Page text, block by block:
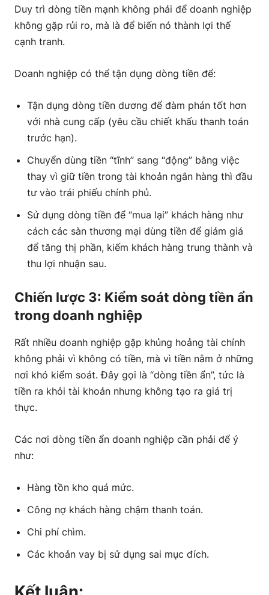
Duy trì dòng tiền mạnh không phải để doanh nghiệp
không gặp rủi ro, mà là để biến nó thành lợi thế
cạnh tranh.
Doanh nghiệp có thể tận dụng dòng tiền để:
Tận dụng dòng tiền dương để đàm phán tốt hơn
với nhà cung cấp (yêu cầu chiết khấu thanh toán
trước hạn).
Chuyển dùng tiền “tĩnh” sang “động” bằng việc
thay vì giữ tiền trong tài khoản ngân hàng thì đầu
tư vào trái phiếu chính phủ.
Sử dụng dòng tiền để “mua lại” khách hàng như
cách các sàn thương mại dùng tiền để giảm giá
để tăng thị phần, kiếm khách hàng trung thành và
thu lợi nhuận sau.
Chiến lược 3: Kiểm soát dòng tiền ẩn
trong doanh nghiệp
Rất nhiều doanh nghiệp gặp khủng hoảng tài chính
không phải vì không có tiền, mà vì tiền nằm ở những
nơi khó kiểm soát. Đây gọi là “dòng tiền ẩn”, tức là
tiền ra khỏi tài khoản nhưng không tạo ra giá trị
thực.
Các nơi dòng tiền ẩn doanh nghiệp cần phải để ý
như:
Hàng tồn kho quá mức.
Công nợ khách hàng chậm thanh toán.
Chi phí chìm.
Các khoản vay bị sử dụng sai mục đích.